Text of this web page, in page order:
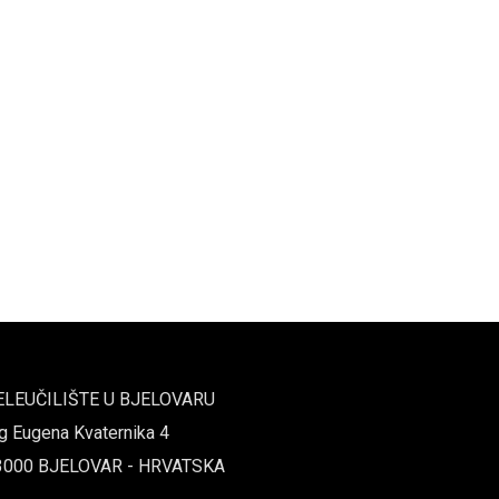
U BJELOVARU
Eugena Kvaternika 4
BJELOVAR - HRVATSKA